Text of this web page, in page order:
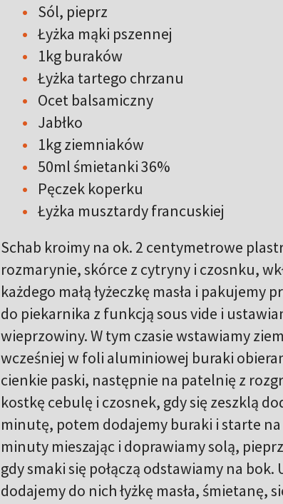
Sól, pieprz
Łyżka mąki pszennej
1kg buraków
Łyżka tartego chrzanu
Ocet balsamiczny
Jabłko
1kg ziemniaków
50ml śmietanki 36%
Pęczek koperku
Łyżka musztardy francuskiej
Schab kroimy na ok. 2 centymetrowe
rozmarynie, skórce z cytryny i czosnku,
każdego małą łyżeczkę masła i
do piekarnika z funkcją sous vide i
wieprzowiny. W tym czasie wstawiamy
wcześniej w foli aluminiowej buraki
cienkie paski, następnie na patelnię z
kostkę cebulę i czosnek, gdy się zeszklą
minutę, potem dodajemy buraki i starte
minuty mieszając i doprawiamy solą,
gdy smaki się połączą odstawiamy na
dodajemy do nich łyżkę masła, śmietanę,